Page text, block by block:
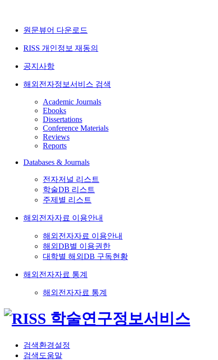
원문뷰어 다운로드
RISS 개인정보 재동의
공지사항
해외전자정보서비스 검색
Academic Journals
Ebooks
Dissertations
Conference Materials
Reviews
Reports
Databases & Journals
전자저널 리스트
학술DB 리스트
주제별 리스트
해외전자자료 이용안내
해외전자자료 이용안내
해외DB별 이용권한
대학별 해외DB 구독현황
해외전자자료 통계
해외전자자료 통계
검색환경설정
검색도움말